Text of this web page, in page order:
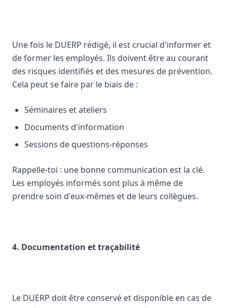
Une fois le DUERP rédigé, il est crucial d'informer et
de former les employés. Ils doivent être au courant
des risques identifiés et des mesures de prévention.
Cela peut se faire par le biais de :
Séminaires et ateliers
Documents d'information
Sessions de questions-réponses
Rappelle-toi : une bonne communication est la clé.
Les employés informés sont plus à même de
prendre soin d'eux-mêmes et de leurs collègues.
4. Documentation et traçabilité
Le DUERP doit être conservé et disponible en cas de